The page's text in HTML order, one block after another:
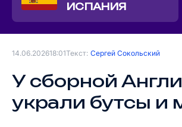
ИСПАНИЯ
14.06.202618:01Текст: Сергей Сокольский
У сборной
украли бутсы и